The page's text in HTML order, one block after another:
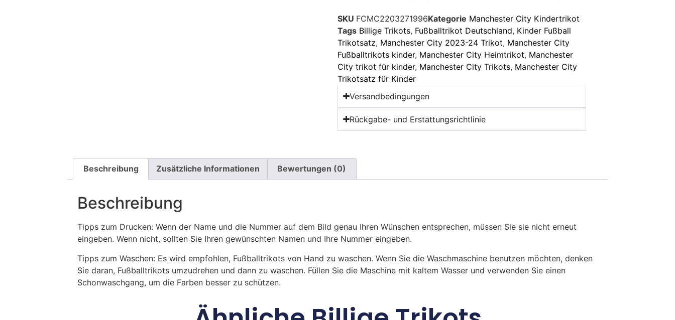
SKU FCMC2203271996Kategorie Manchester City Kindertrikot
Tags Billige Trikots, Fußballtrikot Deutschland, Kinder Fußball
Trikotsatz, Manchester City 2023-24 Trikot, Manchester City
Fußballtrikots kinder, Manchester City Heimtrikot, Manchester
City trikot für kinder, Manchester City Trikots, Manchester City
Trikotsatz für Kinder
Versandbedingungen
Rückgabe- und Erstattungsrichtlinie
Beschreibung Zusätzliche Informationen Bewertungen (0)
Beschreibung
Tipps zum Drucken: Wenn der Name und die Nummer auf dem Bild genau Ihren Wünschen entsprechen, müssen Sie sie nicht erneut
eingeben. Wenn nicht, sollten Sie Ihren gewünschten Namen und Ihre Nummer eingeben.
Tipps zum Waschen: Es wird empfohlen, Fußballtrikots von Hand zu waschen. Wenn Sie die Waschmaschine benutzen möchten, denken
Sie daran, Fußballtrikots umzudrehen und dann zu waschen. Füllen Sie die Maschine mit kaltem Wasser und verwenden Sie einen
Schonwaschgang, um die Farben besser zu schützen.